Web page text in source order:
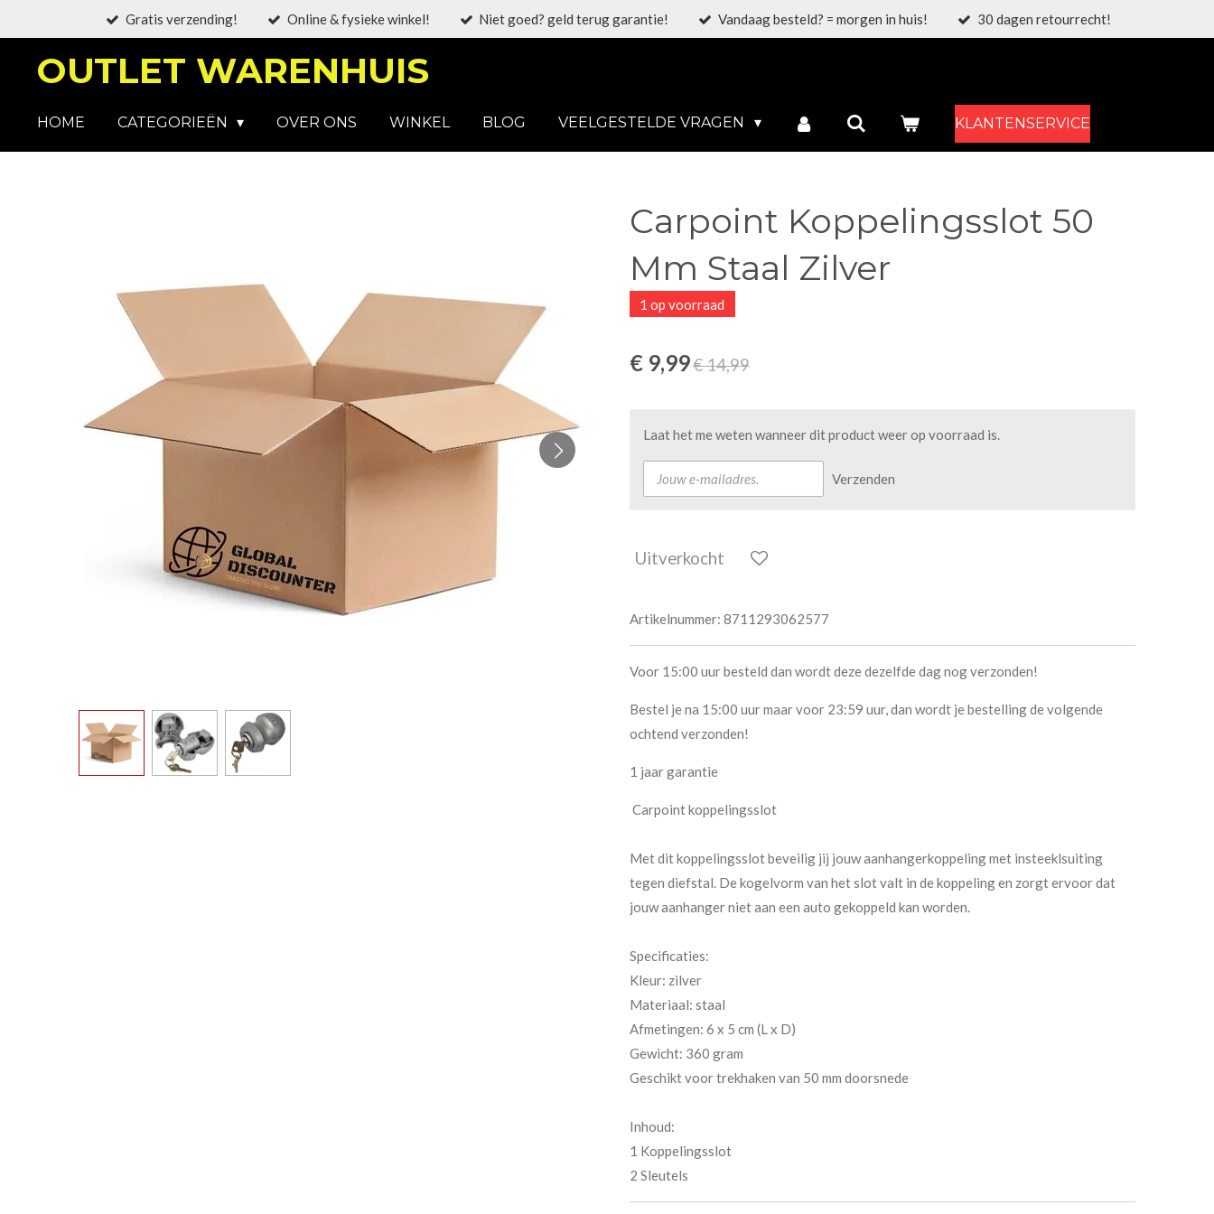
hoofdinhoud
Gratis verzending! Online & fysieke winkel! Niet goed? geld terug garantie! Vandaag besteld? = morgen in huis! 30 dagen retourrecht!
OUTLET WARENHUIS
HOME CATEGORIEËN OVER ONS WINKEL BLOG VEELGESTELDE VRAGEN KLANTENSERVICE
Carpoint Koppelingsslot 50
Mm Staal Zilver
1 op voorraad
€ 9,99€ 14,99
Laat het me weten wanneer dit product weer op voorraad is.
Verzenden
Uitverkocht
Artikelnummer: 8711293062577
Voor 15:00 uur besteld dan wordt deze dezelfde dag nog verzonden!
Bestel je na 15:00 uur maar voor 23:59 uur, dan wordt je bestelling de volgende
ochtend verzonden!
1 jaar garantie
Carpoint koppelingsslot
Met dit koppelingsslot beveilig jij jouw aanhangerkoppeling met insteeklsuiting
tegen diefstal. De kogelvorm van het slot valt in de koppeling en zorgt ervoor dat
jouw aanhanger niet aan een auto gekoppeld kan worden.
Specificaties:
Kleur: zilver
Materiaal: staal
Afmetingen: 6 x 5 cm (L x D)
Gewicht: 360 gram
Geschikt voor trekhaken van 50 mm doorsnede
Inhoud:
1 Koppelingsslot
2 Sleutels